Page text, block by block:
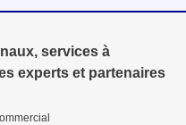
services à
experts et partenaires